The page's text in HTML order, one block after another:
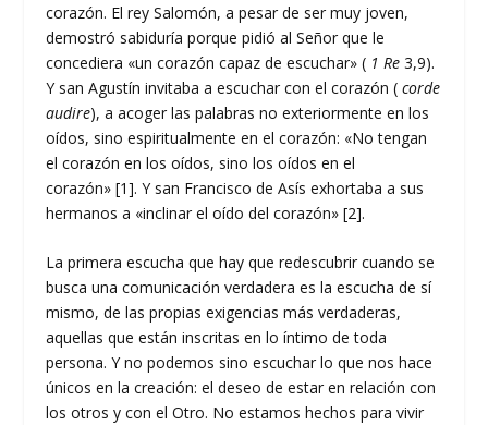
corazón. El rey Salomón, a pesar de ser muy joven,
demostró sabiduría porque pidió al Señor que le
concediera «un corazón capaz de escuchar» ( 1 Re 3,9).
Y san Agustín invitaba a escuchar con el corazón (corde
audire), a acoger las palabras no exteriormente en los
oídos, sino espiritualmente en el corazón: «No tengan
el corazón en los oídos, sino los oídos en el
corazón» [1]. Y san Francisco de Asís exhortaba a sus
hermanos a «inclinar el oído del corazón» [2].
La primera escucha que hay que redescubrir cuando se
busca una comunicación verdadera es la escucha de sí
mismo, de las propias exigencias más verdaderas,
aquellas que están inscritas en lo íntimo de toda
persona. Y no podemos sino escuchar lo que nos hace
únicos en la creación: el deseo de estar en relación con
los otros y con el Otro. No estamos hechos para vivir